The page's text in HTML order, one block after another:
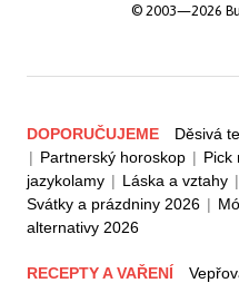
© 2003—2026
DOPORUČUJEME Děsivá
| Partnerský horoskop | Pick
jazykolamy | Láska a vztahy |
Svátky a prázdniny 2026 |
alternativy 2026
RECEPTY A VAŘENÍ